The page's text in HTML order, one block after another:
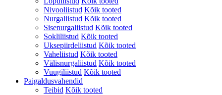
Nivooliistud Kõik tooted
Nurgaliistud Kõik tooted
Sisenurgaliistud Kõik tooted
Sokliliistud Kõik tooted
Uksepiirdeliistud Kõik tooted
Vaheliistud Kõik tooted
Välisnurgaliistud Kõik tooted
Vuugiliistud Kõik tooted
Paigaldusvahendid
Teibid Kõik tooted